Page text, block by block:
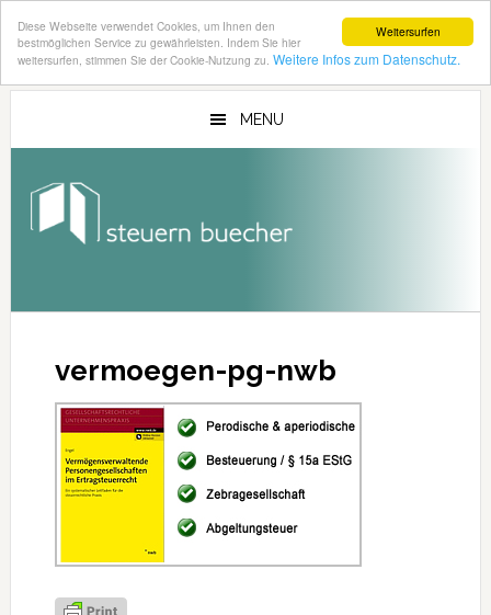
Weitersurfen
Diese Webseite verwendet Cookies, um Ihnen den
bestmöglichen Service zu gewährleisten. Indem Sie hier
weitersurfen, stimmen Sie der Cookie-Nutzung zu. Weitere Infos zum Datenschutz.
Zum
Zur
MENU
vermoegen-pg-nwb